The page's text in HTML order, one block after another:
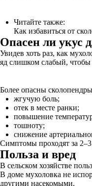
Читайте также:
Как избавиться от
Опасен ли укус
Увидев хоть раз, как
яд слишком слабый, чтобы
Более опасны
жгучую боль;
отек в месте ранки;
повышение
тошноту;
снижение
Симптомы проходят за
Польза и вред
В сельском хозяйстве
В доме мухоловка не
другими насекомыми.